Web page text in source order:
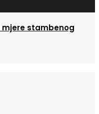
mjere stambenog